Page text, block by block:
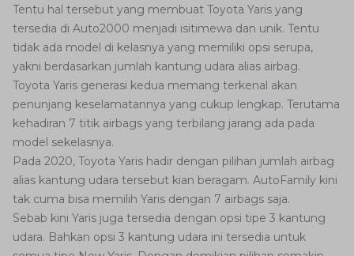
Tentu hal tersebut yang membuat Toyota Yaris yang
tersedia di Auto2000 menjadi isitimewa dan unik. Tentu
tidak ada model di kelasnya yang memiliki opsi serupa,
yakni berdasarkan jumlah kantung udara alias airbag.
Toyota Yaris generasi kedua memang terkenal akan
penunjang keselamatannya yang cukup lengkap. Terutama
kehadiran 7 titik airbags yang terbilang jarang ada pada
model sekelasnya.
Pada 2020, Toyota Yaris hadir dengan pilihan jumlah airbag
alias kantung udara tersebut kian beragam. AutoFamily kini
tak cuma bisa memilih Yaris dengan 7 airbags saja.
Sebab kini Yaris juga tersedia dengan opsi tipe 3 kantung
udara. Bahkan opsi 3 kantung udara ini tersedia untuk